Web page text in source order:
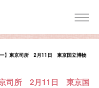
ー】東京司所 2月11日 東京国立博物
京司所 2月11日 東京国